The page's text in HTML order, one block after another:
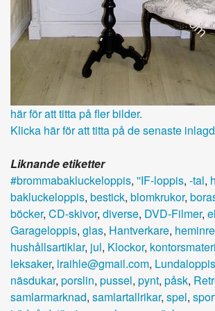
här för att titta på fler bilder.
Klicka här för att titta på de senaste
Liknande etiketter
#brommabakluckeloppis, ''IF-loppis, -tal,
bakluckeloppis, bestick, blomkrukor,
böcker, CD-skivor, diverse, DVD-Filmer,
Garageloppis, glas, Hantverkare,
hushållsartiklar, jul, Klockor,
leksaker, lraihle@gmail.com, Lundaloppis
näsdukar, porslin, pussel, pynt, påsk,
samlarmarknad, samlartallrikar, spel,